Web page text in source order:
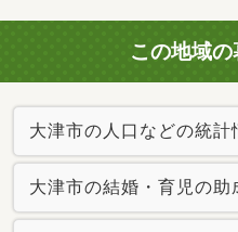
この地域
大津市の人口などの統計
大津市の結婚・育児の助